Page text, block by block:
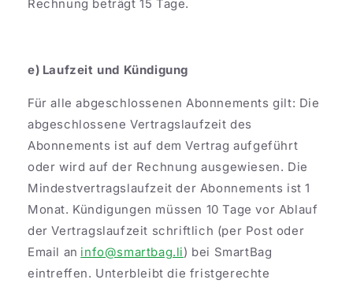
Rechnung beträgt 15 Tage.
e) Laufzeit und Kündigung
Für alle abgeschlossenen Abonnements gilt: Die
abgeschlossene Vertragslaufzeit des
Abonnements ist auf dem Vertrag aufgeführt
oder wird auf der Rechnung ausgewiesen. Die
Mindestvertragslaufzeit der Abonnements ist 1
Monat. Kündigungen müssen 10 Tage vor Ablauf
der Vertragslaufzeit schriftlich (per Post oder
Email an info@smartbag.li) bei SmartBag
eintreffen. Unterbleibt die fristgerechte